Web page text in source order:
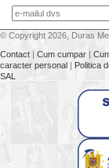
© Copyright 2026, Duras
Contact | Cum cumpar |
caracter personal | Politica
SAL